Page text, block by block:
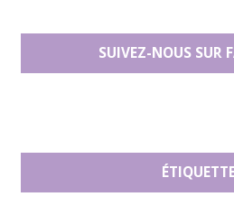
SUIVEZ-NOUS SUR